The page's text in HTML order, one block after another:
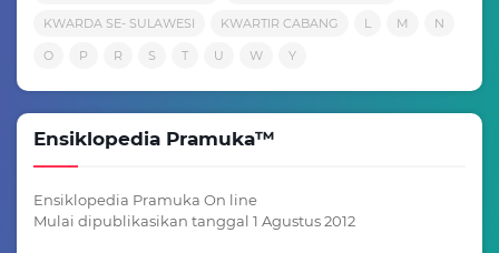
KWARDA SE- SULAWESI KWARTIR CABANG L M N
O P R S T U W Y
Ensiklopedia Pramuka™
Ensiklopedia Pramuka On line
Mulai dipublikasikan tanggal 1 Agustus 2012